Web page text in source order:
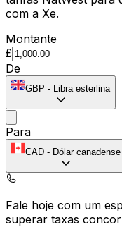
com a Xe.
Montante
£
De
GBP - Libra esterlina
Para
CAD - Dólar canadense
Fale hoje com um
superar taxas